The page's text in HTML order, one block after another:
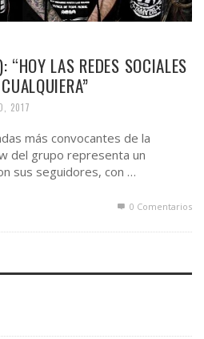
“HOY LAS REDES SOCIALES
2017
más convocantes de la
del grupo representa un
sus seguidores, con …
0 Comentarios